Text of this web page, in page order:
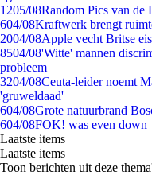
1205/08Random Pics van de
604/08Kraftwerk brengt
2004/08Apple vecht Britse
8504/08'Witte' mannen
probleem
3204/08Ceuta-leider noemt
'gruweldaad'
604/08Grote natuurbrand
604/08FOK! was even down
Laatste items
Laatste items
Toon berichten uit deze